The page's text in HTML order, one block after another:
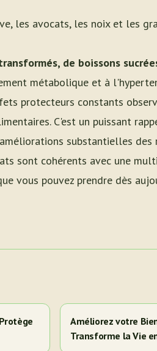
les avocats, les noix et les
de boissons
métabolique et à
protecteurs constants
C'est un puissant
substantielles
sont cohérents avec une
vous pouvez prendre dès
Améliorez votre
Transforme la Vie